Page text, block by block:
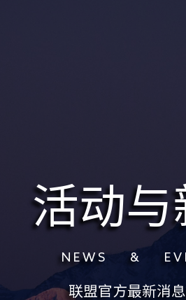
活动与
N E W S & E V
联盟官方最新消